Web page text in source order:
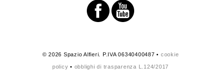
© 2026 Spazio Alfieri. P.IVA 06340400487 • cookie
policy • obblighi di trasparenza L.124/2017